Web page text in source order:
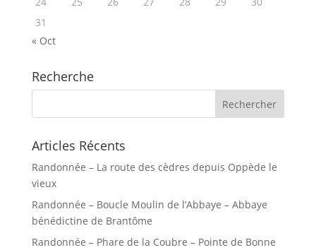
31
« Oct
Recherche
Articles Récents
Randonnée – La route des cèdres depuis Oppède le
vieux
Randonnée – Boucle Moulin de l’Abbaye – Abbaye
bénédictine de Brantôme
Randonnée – Phare de la Coubre – Pointe de Bonne